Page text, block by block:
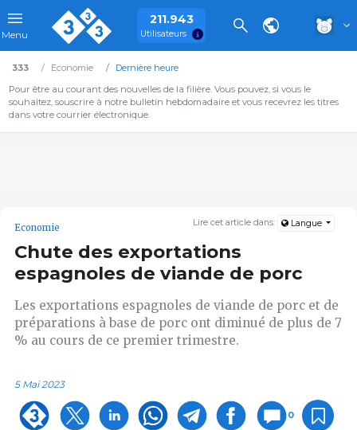
Menu
211.943
Utilisateurs
333 Economie
Dernière heure
Pour être au courant des nouvelles de la filière. Vous pouvez, si vous le
souhaitez, souscrire à notre bulletin hebdomadaire et vous recevrez les titres
dans votre courrier électronique.
Lire cet article dans: Langue
Economie
Chute des exportations
espagnoles de viande de porc
Les exportations espagnoles de viande de porc et de
préparations à base de porc ont diminué de plus de 7
% au cours de ce premier trimestre.
5 Mai 2023
0